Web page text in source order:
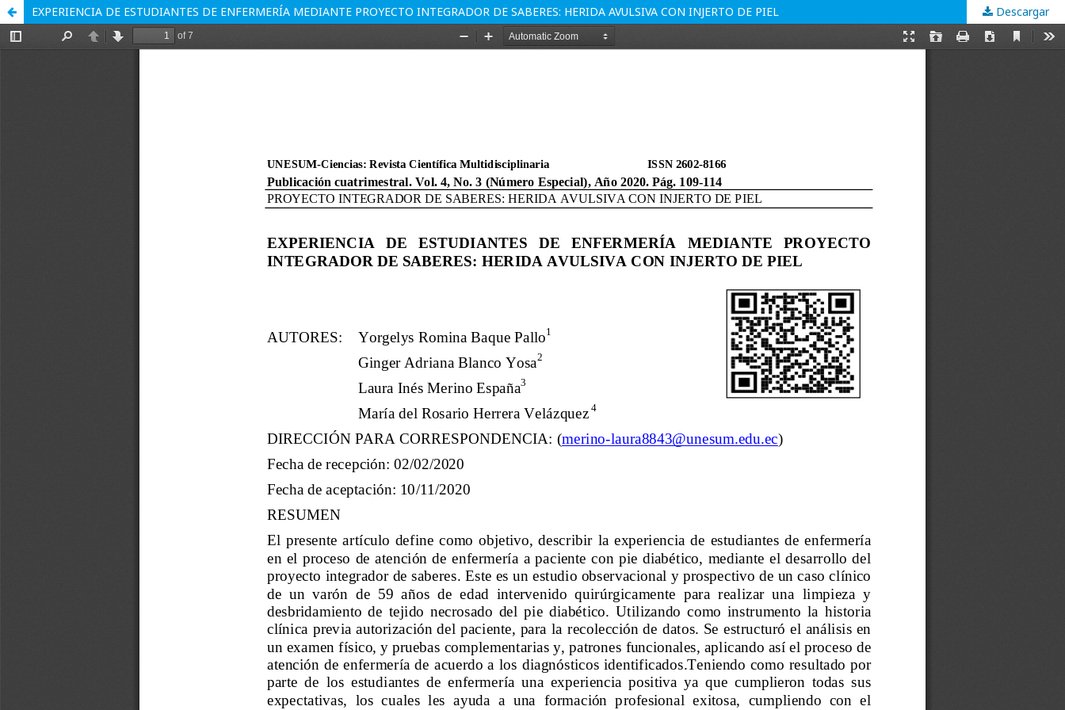
EXPERIENCIA DE ESTUDIANTES DE ENFERMERÍA MEDIANTE PROYECTO INTEGRADOR DE SABERES: HERIDA AVULSIVA CON INJERTO DE PIEL Descargar